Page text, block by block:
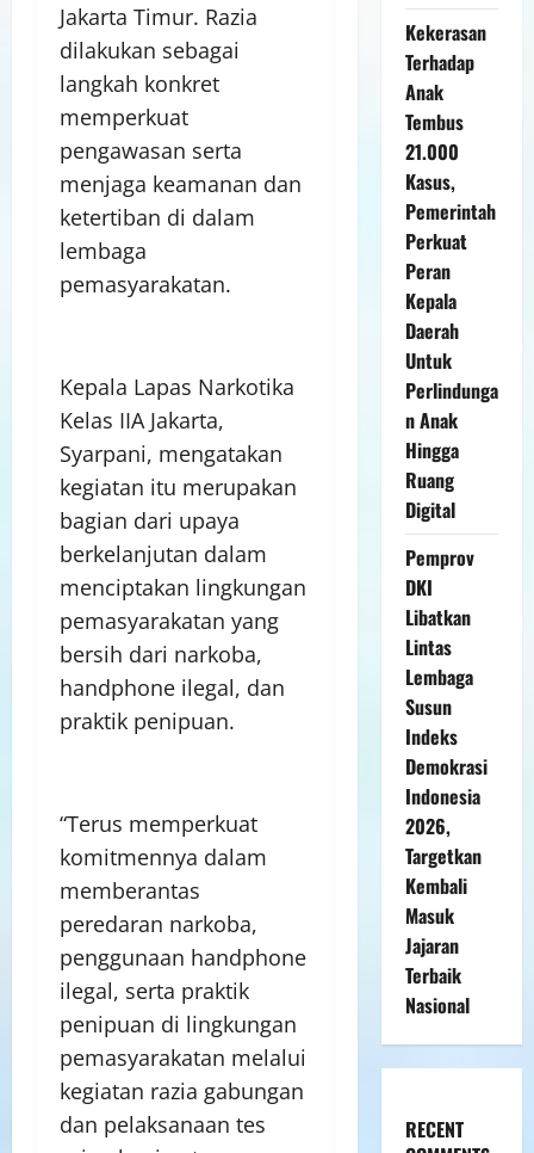
Jakarta Timur. Razia
dilakukan sebagai
langkah konkret
memperkuat
pengawasan serta
menjaga keamanan dan
ketertiban di dalam
lembaga
pemasyarakatan.
Kepala Lapas Narkotika
Kelas IIA Jakarta,
Syarpani, mengatakan
kegiatan itu merupakan
bagian dari upaya
berkelanjutan dalam
menciptakan lingkungan
pemasyarakatan yang
bersih dari narkoba,
handphone ilegal, dan
praktik penipuan.
“Terus memperkuat
komitmennya dalam
memberantas
peredaran narkoba,
penggunaan handphone
ilegal, serta praktik
penipuan di lingkungan
pemasyarakatan melalui
kegiatan razia gabungan
dan pelaksanaan tes
Kekerasan
Terhadap
Anak
Tembus
21.000
Kasus,
Pemerintah
Perkuat
Peran
Kepala
Daerah
Untuk
Perlindunga
n Anak
Hingga
Ruang
Digital
Pemprov
DKI
Libatkan
Lintas
Lembaga
Susun
Indeks
Demokrasi
Indonesia
2026,
Targetkan
Kembali
Masuk
Jajaran
Terbaik
Nasional
RECENT